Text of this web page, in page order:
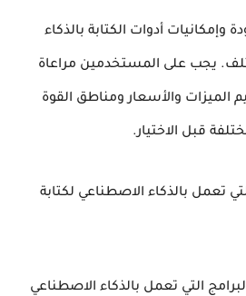
أدوات الكتابة بالذكاء
يجب على المستخدمين مراعاة
الميزات والأسعار ومناطق القوة
قبل الاختيار.
تعمل بالذكاء الاصطناعي لكتابة
التي تعمل بالذكاء الاصطناعي